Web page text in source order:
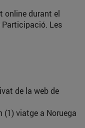
online durant el
Participació. Les
de la web de
viatge a Noruega